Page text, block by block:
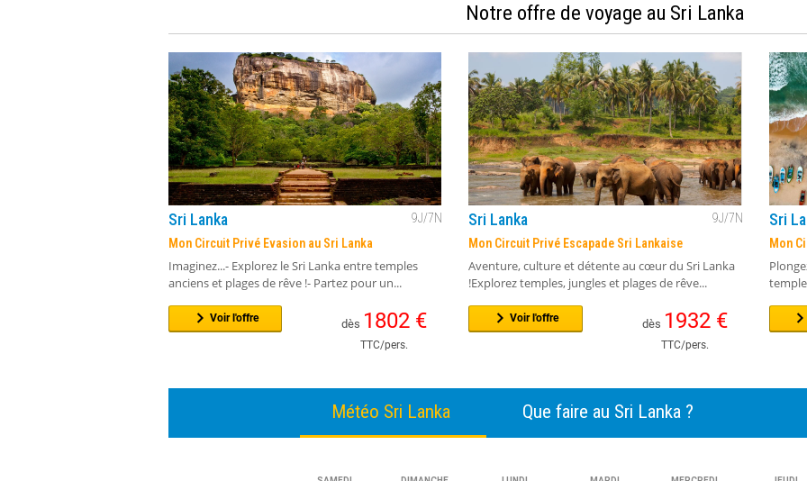
Notre offre de voyage au Sri Lanka
Sri Lanka 9J/7N
Mon Circuit Privé Evasion au Sri Lanka
Imaginez...- Explorez le Sri Lanka entre temples
anciens et plages de rêve !- Partez pour un...
dès 1802 €
TTC/pers.
Voir l'offre
Sri Lanka 9J/7N
Mon Circuit Privé Escapade Sri Lankaise
Aventure, culture et détente au cœur du Sri Lanka
!Explorez temples, jungles et plages de rêve...
dès 1932€
TTC/pers.
Voir l'offre
Sri
Mon
Météo Sri Lanka Que faire au Sri Lanka ?